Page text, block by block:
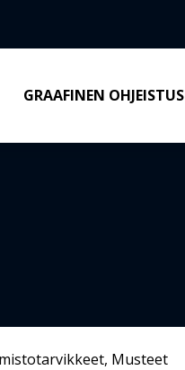
GRAAFINEN OHJEISTUS
, Musteet